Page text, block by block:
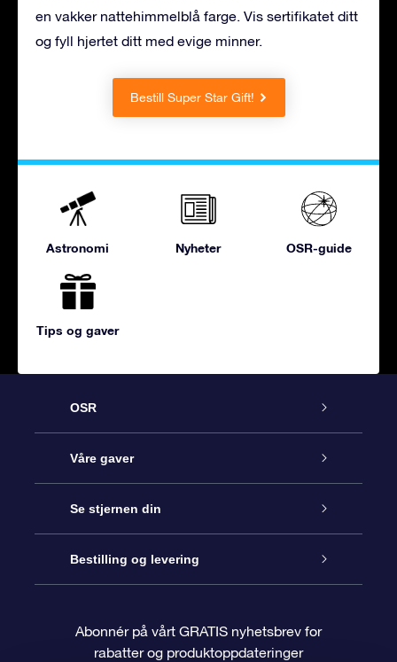
en vakker nattehimmelblå farge. Vis sertifikatet ditt
og fyll hjertet ditt med evige minner.
Bestill Super Star Gift!
Astronomi Nyheter OSR-guide
Tips og gaver
OSR
Kundeservice
Kontakt oss
Bloggen
Anmeldelser
Våre gaver
Online Stjernegave
OSR Gavepakke
OSR-gavekortet
Se stjernen din
Star Register
Pesontilpasset stjerneside
Bestilling og levering
Betalingsinformasjon
Abonnér på vårt GRATIS nyhetsbrev for
rabatter og produktoppdateringer